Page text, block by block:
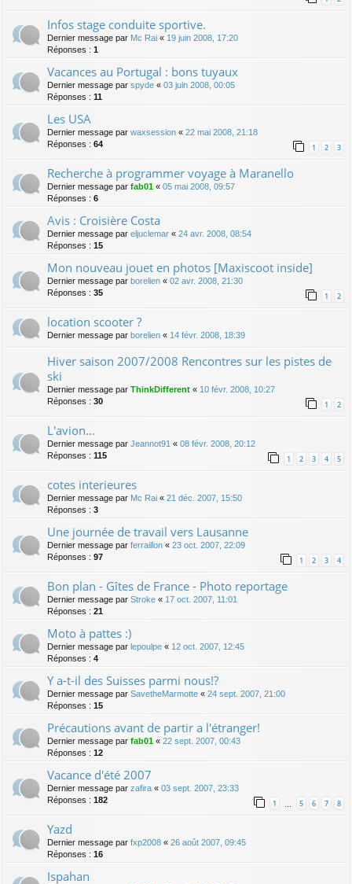
Infos stage conduite sportive.
Dernier message par Mc Rai « 19 juin 2008, 17:20
Réponses : 1
Vacances au Portugal : bons tuyaux
Dernier message par spyde « 03 juin 2008, 00:05
Réponses : 11
Les USA
Dernier message par waxsession « 22 mai 2008, 21:18
Réponses : 64 1 2 3
Recherche à programmer voyage à Maranello
Dernier message par fab01 « 05 mai 2008, 09:57
Réponses : 6
Avis : Croisière Costa
Dernier message par eljuclemar « 24 avr. 2008, 08:54
Réponses : 15
Mon nouveau jouet en photos [Maxiscoot inside]
Dernier message par borelien « 02 avr. 2008, 21:30
Réponses : 35 1 2
location scooter ?
Dernier message par borelien « 14 févr. 2008, 18:39
Hiver saison 2007/2008 Rencontres sur les pistes de
ski
Dernier message par ThinkDifferent « 10 févr. 2008, 10:27
Réponses : 30 1 2
L'avion...
Dernier message par Jeannot91 « 08 févr. 2008, 20:12
Réponses : 115 1 2 3 4 5
cotes interieures
Dernier message par Mc Rai « 21 déc. 2007, 15:50
Réponses : 3
Une journée de travail vers Lausanne
Dernier message par ferraillon « 23 oct. 2007, 22:09
Réponses : 97 1 2 3 4
Bon plan - Gîtes de France - Photo reportage
Dernier message par Stroke « 17 oct. 2007, 11:01
Réponses : 21
Moto à pattes :)
Dernier message par lepoulpe « 12 oct. 2007, 12:45
Réponses : 4
Y a-t-il des Suisses parmi nous!?
Dernier message par SavetheMarmotte « 24 sept. 2007, 21:00
Réponses : 15
Précautions avant de partir a l'étranger!
Dernier message par fab01 « 22 sept. 2007, 00:43
Réponses : 12
Vacance d'été 2007
Dernier message par zafira « 03 sept. 2007, 23:33
Réponses : 182 1 … 5 6 7 8
Yazd
Dernier message par fxp2008 « 26 août 2007, 09:45
Réponses : 16
Ispahan